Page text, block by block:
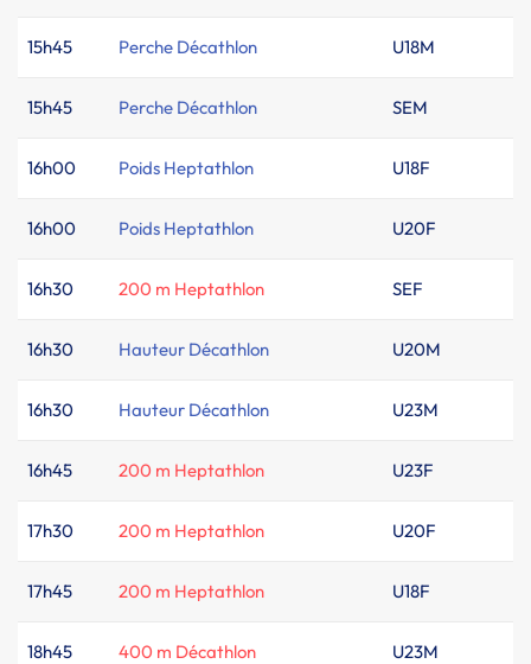
15h45 Perche Décathlon U18M
15h45 Perche Décathlon SEM
16h00 Poids Heptathlon U18F
16h00 Poids Heptathlon U20F
16h30 200 m Heptathlon SEF
16h30 Hauteur Décathlon U20M
16h30 Hauteur Décathlon U23M
16h45 200 m Heptathlon U23F
17h30 200 m Heptathlon U20F
17h45 200 m Heptathlon U18F
18h45 400 m Décathlon U23M